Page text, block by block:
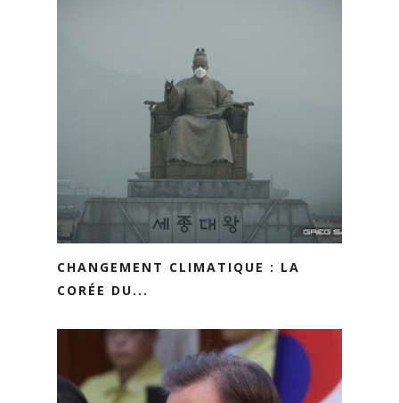
CHANGEMENT CLIMATIQUE : LA
CORÉE DU...